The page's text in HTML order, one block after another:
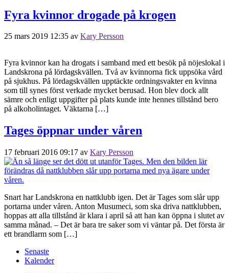
Fyra kvinnor drogade på krogen
25 mars 2019 12:35 av Kary Persson
Fyra kvinnor kan ha drogats i samband med ett besök på nöjeslokal i
Landskrona på lördagskvällen. Två av kvinnorna fick uppsöka vård
på sjukhus. På lördagskvällen upptäckte ordningsvakter en kvinna
som till synes först verkade mycket berusad. Hon blev dock allt
sämre och enligt uppgifter på plats kunde inte hennes tillstånd bero
på alkoholintaget. Väktarna […]
Tages öppnar under våren
17 februari 2016 09:17 av Kary Persson
Snart har Landskrona en nattklubb igen. Det är Tages som slår upp
portarna under våren. Anton Musumeci, som ska driva nattklubben,
hoppas att alla tillstånd är klara i april så att han kan öppna i slutet av
samma månad. – Det är bara tre saker som vi väntar på. Det första är
ett brandlarm som […]
Senaste
Kalender